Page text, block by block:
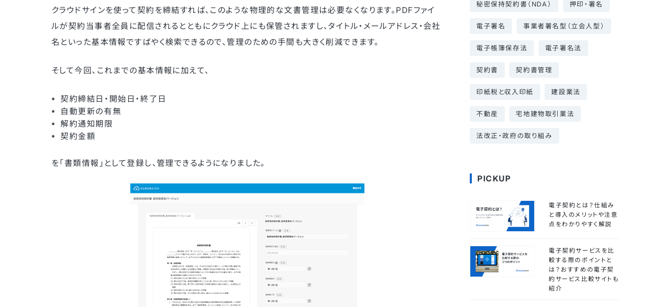
クラウドサインを使って契約を締結すれば、このような物理的な文書管理は必要なくなります。PDFファイ
ルが契約当事者全員に配信されるとともにクラウド上にも保管されますし、タイトル・メールアドレス・会社
名といった基本情報ですばやく検索できるので、管理のための手間も大きく削減できます。
そして今回、これまでの基本情報に加えて、
契約締結日・開始日・終了日
自動更新の有無
解約通知期限
契約金額
を「書類情報」として登録し、管理できるようになりました。
秘密保持契約書（NDA） 押印・署名
電子署名 事業者署名型（立会人型）
電子帳簿保存法 電子署名法
契約書 契約書管理
印紙税と収入印紙 建設業法
不動産 宅地建物取引業法
法改正・政府の取り組み
PICKUP
電子契約とは？仕組み
と導入のメリットや注意
点をわかりやすく解説
電子契約サービスを比
較する際のポイントと
は？おすすめの電子契
約サービス比較サイトも
紹介